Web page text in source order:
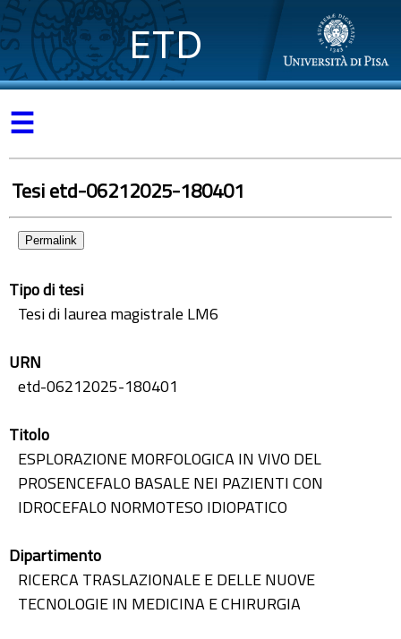
ETD
☰
Tesi etd-06212025-180401
Permalink
Tipo di tesi
Tesi di laurea magistrale LM6
URN
etd-06212025-180401
Titolo
ESPLORAZIONE MORFOLOGICA IN VIVO DEL
PROSENCEFALO BASALE NEI PAZIENTI CON
IDROCEFALO NORMOTESO IDIOPATICO
Dipartimento
RICERCA TRASLAZIONALE E DELLE NUOVE
TECNOLOGIE IN MEDICINA E CHIRURGIA